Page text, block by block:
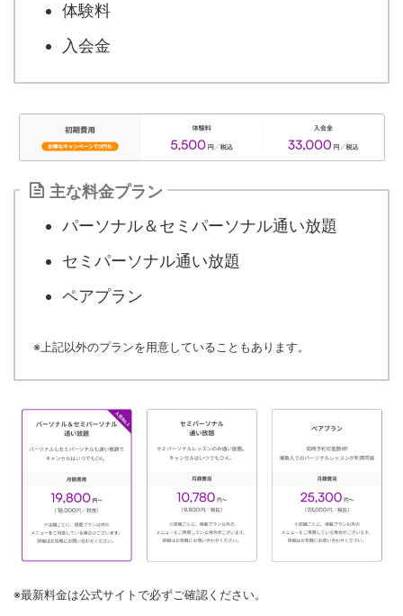
体験料
入会金
主な料金プラン
パーソナル＆セミパーソナル通い放題
セミパーソナル通い放題
ペアプラン
※上記以外のプランを用意していることもあります。
※最新料金は公式サイトで必ずご確認ください。